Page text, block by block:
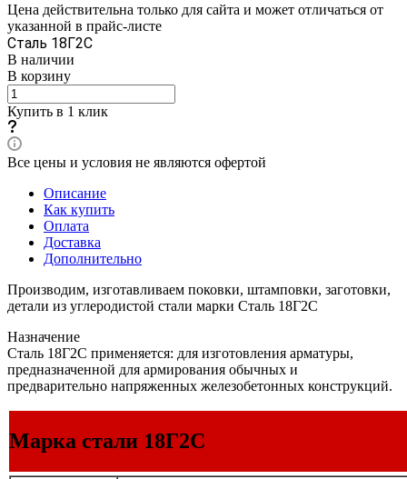
Цена действительна только для сайта и может отличаться от
указанной в прайс-листе
Сталь 18Г2С
В наличии
В корзину
Купить в 1 клик
Все цены и условия не являются офертой
Описание
Как купить
Оплата
Доставка
Дополнительно
Производим, изготавливаем поковки, штамповки, заготовки,
детали из углеродистой стали марки Сталь 18Г2С
Назначение
Сталь 18Г2С применяется: для изготовления арматуры,
предназначенной для армирования обычных и
предварительно напряженных железобетонных конструкций.
Марка стали 18Г2С